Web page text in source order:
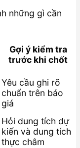
những gì cần
Gợi ý kiểm tra
trước khi chốt
Yêu cầu ghi rõ
chuẩn trên báo
giá
Hỏi dung tích dự
kiến và dung tích
thực châm